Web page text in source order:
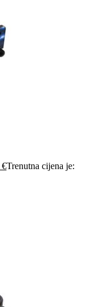
€Trenutna cijena je: